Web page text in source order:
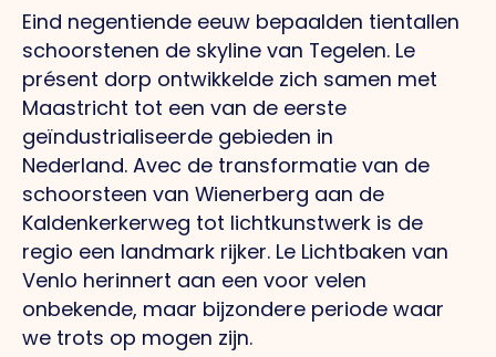
Eind negentiende eeuw bepaalden tientallen
schoorstenen de skyline van Tegelen. Le
présent dorp ontwikkelde zich samen met
Maastricht tot een van de eerste
geïndustrialiseerde gebieden in
Nederland. Avec de transformatie van de
schoorsteen van Wienerberg aan de
Kaldenkerkerweg tot lichtkunstwerk is de
regio een landmark rijker. Le Lichtbaken van
Venlo herinnert aan een voor velen
onbekende, maar bijzondere periode waar
we trots op mogen zijn.